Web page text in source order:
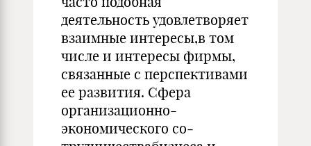
деятельность удовлетворяет
взаимные ин­тересы,в том
числе и интересы фирмы,
связанные с пер­спективами
ее развития. Cфера
организационно-
экономического со­